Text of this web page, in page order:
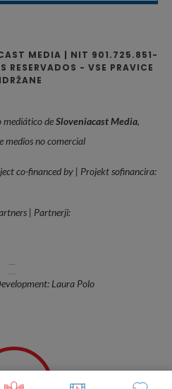
MEDIA | NIT 901.725.851-
RESERVADOS - VSE PRAVICE
deSloveniacast Media,
medios no comercial
co-financed by | Projekt sofinancira:
| Partnerji:
—
Laura Polo